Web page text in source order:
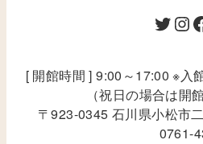
[ 開館時間 ] 9:00～17:00 ※入
（祝日の場合は開
〒923-0345 石川県小松市
0761-